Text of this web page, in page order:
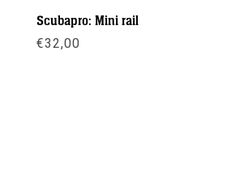
Scubapro: Mini rail
€32,00